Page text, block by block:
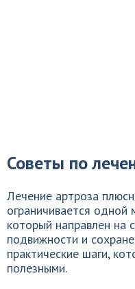
Советы по
Лечение артроза
ограничивается одной
который направлен на
подвижности и
практические шаги,
полезными.